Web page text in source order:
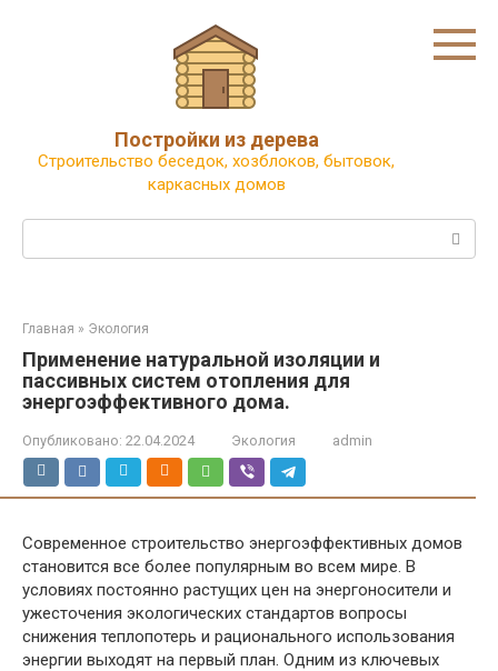
Постройки из дерева
Строительство беседок, хозблоков, бытовок,
каркасных домов
Главная » Экология
Применение натуральной изоляции и
пассивных систем отопления для
энергоэффективного дома.
Опубликовано: 22.04.2024 Экология admin
Современное строительство энергоэффективных домов
становится все более популярным во всем мире. В
условиях постоянно растущих цен на энергоносители и
ужесточения экологических стандартов вопросы
снижения теплопотерь и рационального использования
энергии выходят на первый план. Одним из ключевых